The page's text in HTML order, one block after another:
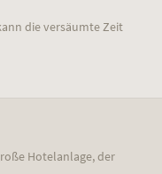
die versäumte Zeit
Hotelanlage, der